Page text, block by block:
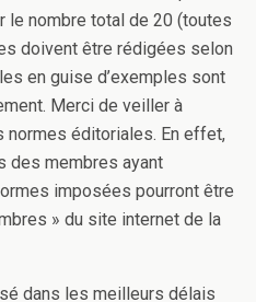
le nombre total de 20 (toutes
doivent être rédigées selon
en guise d’exemples sont
Merci de veiller à
éditoriales. En effet,
des membres ayant
imposées pourront être
» du site internet de la
dans les meilleurs délais